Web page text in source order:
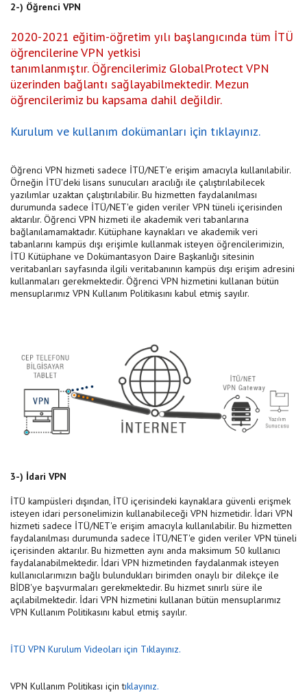
2-) Öğrenci VPN
2020-2021 eğitim-öğretim yılı başlangıcında tüm İTÜ
öğrencilerine VPN yetkisi
tanımlanmıştır. Öğrencilerimiz GlobalProtect VPN
üzerinden bağlantı sağlayabilmektedir. Mezun
öğrencilerimiz bu kapsama dahil değildir.
Kurulum ve kullanım dokümanları için tıklayınız.
Öğrenci VPN hizmeti sadece İTÜ/NET'e erişim amacıyla kullanılabilir.
Örneğin İTÜ'deki lisans sunucuları aracılığı ile çalıştırılabilecek
yazılımlar uzaktan çalıştırılabilir. Bu hizmetten faydalanılması
durumunda sadece İTÜ/NET'e giden veriler VPN tüneli içerisinden
aktarılır. Öğrenci VPN hizmeti ile akademik veri tabanlarına
bağlanılamamaktadır. Kütüphane kaynakları ve akademik veri
tabanlarını kampüs dışı erişimle kullanmak isteyen öğrencilerimizin,
İTÜ Kütüphane ve Dokümantasyon Daire Başkanlığı sitesinin
veritabanları sayfasında ilgili veritabanının kampüs dışı erişim adresini
kullanmaları gerekmektedir. Öğrenci VPN hizmetini kullanan bütün
mensuplarımız VPN Kullanım Politikasını kabul etmiş sayılır.
3-) İdari VPN
İTÜ kampüsleri dışından, İTÜ içerisindeki kaynaklara güvenli erişmek
isteyen idari personelimizin kullanabileceği VPN hizmetidir. İdari VPN
hizmeti sadece İTÜ/NET'e erişim amacıyla kullanılabilir. Bu hizmetten
faydalanılması durumunda sadece İTÜ/NET'e giden veriler VPN tüneli
içerisinden aktarılır. Bu hizmetten aynı anda maksimum 50 kullanıcı
faydalanabilmektedir. İdari VPN hizmetinden faydalanmak isteyen
kullanıcılarımızın bağlı bulundukları birimden onaylı bir dilekçe ile
BİDB'ye başvurmaları gerekmektedir. Bu hizmet sınırlı süre ile
açılabilmektedir. İdari VPN hizmetini kullanan bütün mensuplarımız
VPN Kullanım Politikasını kabul etmiş sayılır.
İTÜ VPN Kurulum Videoları için Tıklayınız.
VPN Kullanım Politikası için tıklayınız.